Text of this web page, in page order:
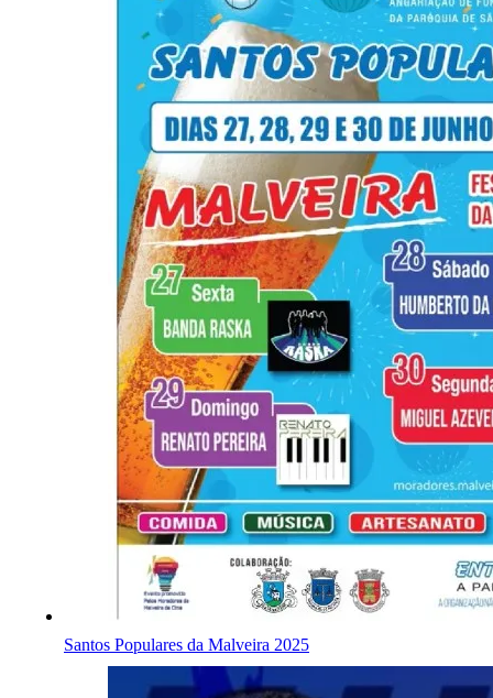
Santos Populares da Malveira 2025